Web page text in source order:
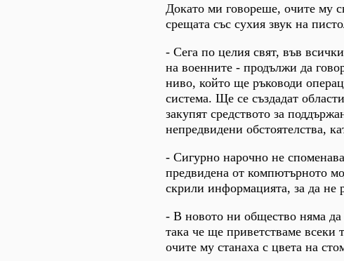
Докато ми говореше, очите му
срещата със сухия звук на
- Сега по целия свят, във
на военните - продължи да
ниво, който ще ръководи
система. Ще се създадат
закупят средството за
непредвидени обстоятелства,
- Сигурно нарочно не
предвидена от компютърното
скрили информацията, за да не
- В новото ни общество няма да
така че ще приветстваме всеки
очите му станаха с цвета на